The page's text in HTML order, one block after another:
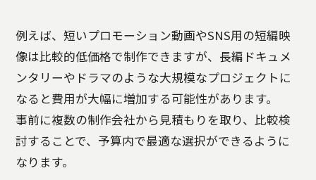
例えば、短いプロモーション動画やSNS用の短編映
像は比較的低価格で制作できますが、長編ドキュメ
ンタリーやドラマのような大規模なプロジェクトに
なると費用が大幅に増加する可能性があります。
事前に複数の制作会社から見積もりを取り、比較検
討することで、予算内で最適な選択ができるように
なります。